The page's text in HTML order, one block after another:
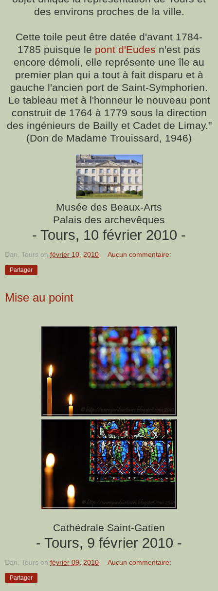
des environs proches de la ville.
Cette toile peut être datée d'avant 1784-
1785 puisque le pont d'Eudes n'est pas
encore démoli, elle représente une île au
premier plan qui a tout à fait disparu et à
gauche l'ancien port de Saint-Symphorien.
Le tableau met à l'honneur le nouveau pont
construit de 1764 à 1779 sous la direction
des ingénieurs de Bailly et Cadet de Limay."
(Don de Madame Trouissard, 1946)
Musée des Beaux-Arts
Palais des archevêques
- Tours, 10 février 2010 -
Dan, Tours on février 10, 2010 Aucun commentaire:
Partager
Mise au point
Cathédrale Saint-Gatien
- Tours, 9 février 2010 -
Dan, Tours on février 09, 2010 Aucun commentaire:
Partager